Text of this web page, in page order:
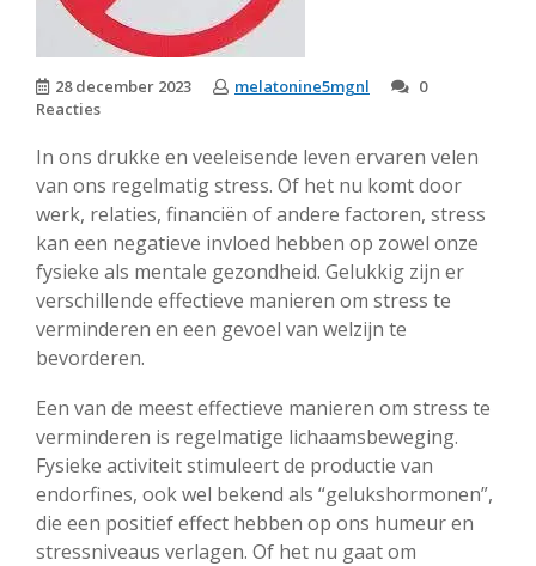
28 december 2023 melatonine5mgnl
0
Reacties
In ons drukke en veeleisende leven ervaren velen
van ons regelmatig stress. Of het nu komt door
werk, relaties, financiën of andere factoren, stress
kan een negatieve invloed hebben op zowel onze
fysieke als mentale gezondheid. Gelukkig zijn er
verschillende effectieve manieren om stress te
verminderen en een gevoel van welzijn te
bevorderen.
Een van de meest effectieve manieren om stress te
verminderen is regelmatige lichaamsbeweging.
Fysieke activiteit stimuleert de productie van
endorfines, ook wel bekend als “gelukshormonen”,
die een positief effect hebben op ons humeur en
stressniveaus verlagen. Of het nu gaat om